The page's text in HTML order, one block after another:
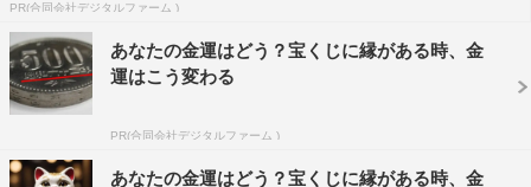
正解が飛び出したり、ボケようとした解答が正解だったり
して驚きました。そのようなところにもご注目いただきつ
つ、ぜひ楽しみにご覧いただきたいです。
かまいたち・濱家隆一 コメント
PR(合同会社デジタルファーム )
あなたの金運はどう？宝くじに縁がある時、金
運はこう変わる
PR(合同会社デジタルファーム )
あなたの金運はどう？宝くじに縁がある時、金